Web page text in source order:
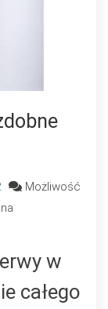
Możliwość
w
całego